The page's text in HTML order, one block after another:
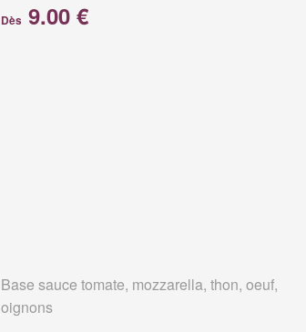
Dès 9.00 €
Base sauce tomate, mozzarella, thon, oeuf,
oignons